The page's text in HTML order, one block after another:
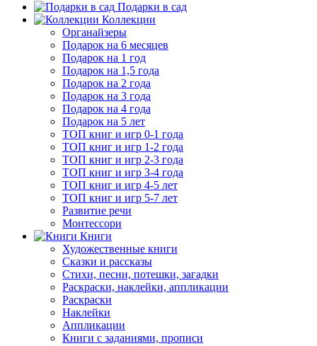
Подарки в сад
Коллекции
Органайзеры
Подарок на 6 месяцев
Подарок на 1 год
Подарок на 1,5 года
Подарок на 2 года
Подарок на 3 года
Подарок на 4 года
Подарок на 5 лет
ТОП книг и игр 0-1 года
ТОП книг и игр 1-2 года
ТОП книг и игр 2-3 года
ТОП книг и игр 3-4 года
ТОП книг и игр 4-5 лет
ТОП книг и игр 5-7 лет
Развитие речи
Монтессори
Книги
Художественные книги
Сказки и рассказы
Стихи, песни, потешки, загадки
Раскраски, наклейки, аппликации
Раскраски
Наклейки
Аппликации
Книги с заданиями, прописи